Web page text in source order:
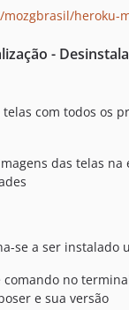
heroku-
-
com todos os
das telas
se a ser instalado
comando no
e sua versão